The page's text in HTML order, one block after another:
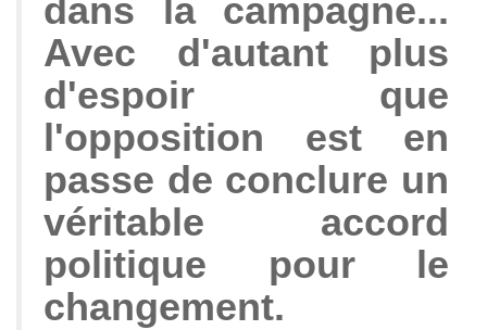
dans la campagne...
Avec d'autant plus
d'espoir que
l'opposition est en
passe de conclure un
véritable accord
politique pour le
changement.